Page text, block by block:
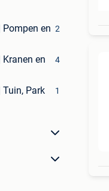
en 2
en
4
Park
1